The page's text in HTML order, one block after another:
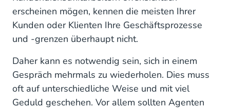
erscheinen mögen, kennen die meisten Ihrer
Kunden oder Klienten Ihre Geschäftsprozesse
und -grenzen überhaupt nicht.
Daher kann es notwendig sein, sich in einem
Gespräch mehrmals zu wiederholen. Dies muss
oft auf unterschiedliche Weise und mit viel
Geduld geschehen. Vor allem sollten Agenten